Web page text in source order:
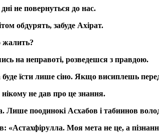
не повернуться до нас.
обдурять, забуде Ахірат.
жалить?
на неправоті, розведешся з правдою.
їсти лише сіно. Якщо висиплешь
не дав про це знання.
поодинокі Асхабов і табиинов
Моя мета не це, а